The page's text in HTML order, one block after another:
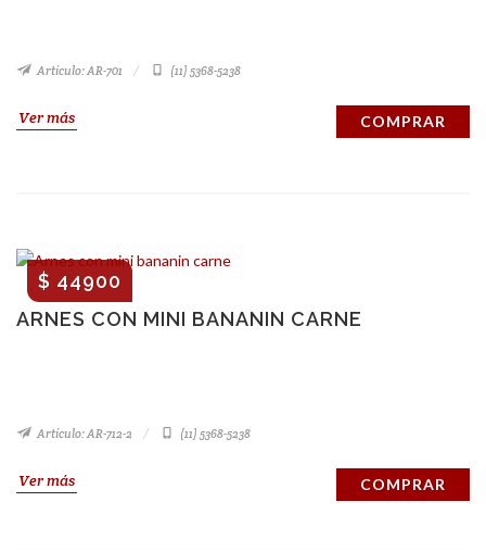
Artículo: AR-701 (11) 5368-5238
Ver más COMPRAR
ARNES CON MINI BANANIN CARNE
$ 44900
Artículo: AR-712-2 (11) 5368-5238
Ver más COMPRAR